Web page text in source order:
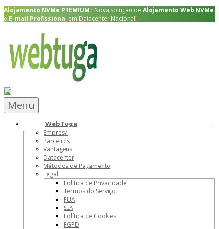
Alojamento NVMe PREMIUM : Nova solução de Alojamento Web NVMe
e E-mail Profissional em Datacenter Nacional!
Menu
WebTuga
Empresa
Parceiros
Vantagens
Datacenter
Métodos de Pagamento
Legal
Politica de Privacidade
Termos do Serviço
PUA
SLA
Política de Cookies
RGPD